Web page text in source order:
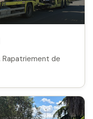
Rapatriement de